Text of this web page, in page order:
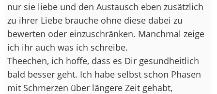
nur sie liebe und den Austausch eben zusätzlich
zu ihrer Liebe brauche ohne diese dabei zu
bewerten oder einzuschränken. Manchmal zeige
ich ihr auch was ich schreibe.
Theechen, ich hoffe, dass es Dir gesundheitlich
bald besser geht. Ich habe selbst schon Phasen
mit Schmerzen über längere Zeit gehabt,